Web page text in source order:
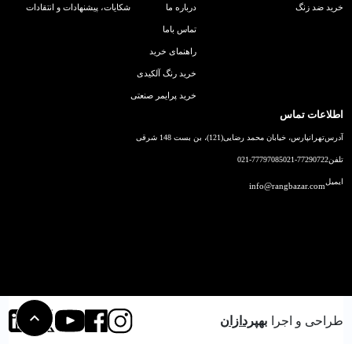
خرید ضد زنگ درباره ما
تماس باما
راهنمای خرید
خرید رنگ آلکیدی
خرید پرایمر صنعتی
شکایات، پیشنهادات و انتقادات
اطلاعات تماس
آدرستهرانپارس، خیابان محمد رضایی(121)، بن بست 148 شرقی
تلفن021-77290722
021-77797085
ایمیلinfo@rangbazar.com
طراحی و اجرا بهپردازان